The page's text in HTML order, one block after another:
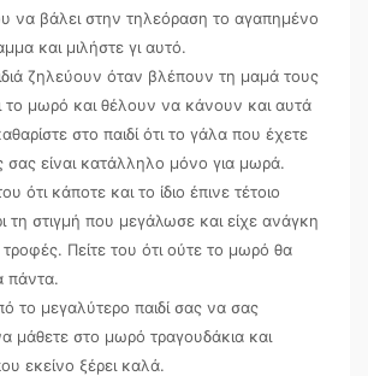
να βάλει στην τηλεόραση το αγαπημένο
και μιλήστε γι αυτό.
ζηλεύουν όταν βλέπουν τη μαμά τους
το μωρό και θέλουν να κάνουν και αυτά
στο παιδί ότι το γάλα που έχετε
σας είναι κατάλληλο μόνο για μωρά.
ότι κάποτε και το ίδιο έπινε τέτοιο
τη στιγμή που μεγάλωσε και είχε ανάγκη
Πείτε του ότι ούτε το μωρό θα
πάντα.
το μεγαλύτερο παιδί σας να σας
μάθετε στο μωρό τραγουδάκια και
εκείνο ξέρει καλά.